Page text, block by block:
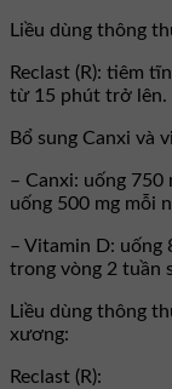
Liều dùng thông
Reclast (R): tiêm
từ 15 phút trở lên.
Bổ sung Canxi và
– Canxi: uống 750
uống 500 mg mỗi
– Vitamin D: uống
trong vòng 2 tuần
Liều dùng thông
xương:
Reclast (R):